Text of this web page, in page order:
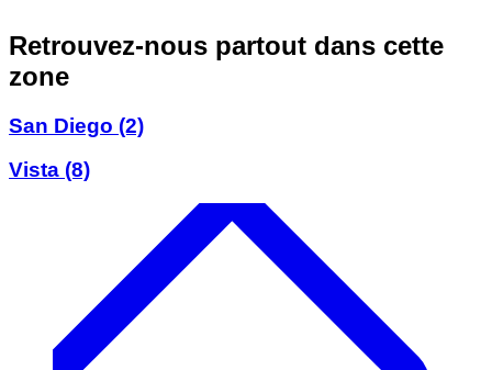
Retrouvez-nous partout dans cette
zone
San Diego (2)
Vista (8)